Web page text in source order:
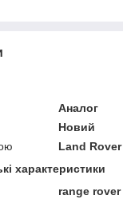
Аналог
Новий
Land Rover
характеристики
range rover